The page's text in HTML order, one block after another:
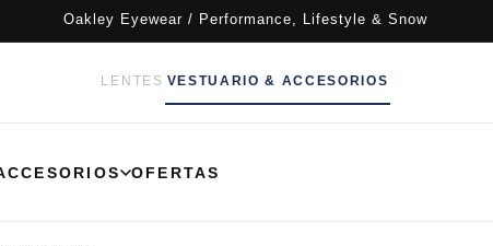
Oakley Eyewear / Performance, Lifestyle & Snow
LENTES VESTUARIO & ACCESORIOS
OFERTAS